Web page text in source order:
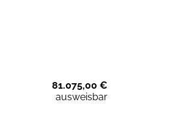
81.075,00 €
ausweisbar